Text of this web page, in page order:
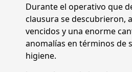
Durante el operativo que
clausura se descubrieron,
vencidos y una enorme
anomalías en términos de
higiene.